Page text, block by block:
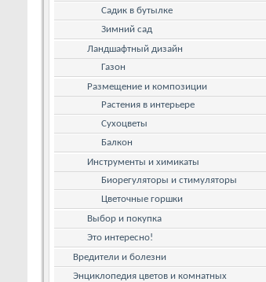
Садик в бутылке
Зимний сад
Ландшафтный дизайн
Газон
Размещение и композиции
Растения в интерьере
Сухоцветы
Балкон
Инструменты и химикаты
Биорегуляторы и стимуляторы
Цветочные горшки
Выбор и покупка
Это интересно!
Вредители и болезни
Энциклопедия цветов и комнатных